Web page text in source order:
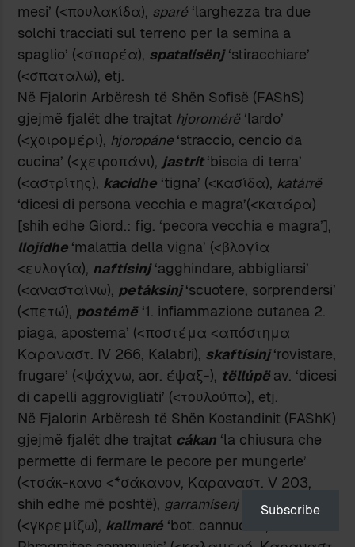
mesi’ (<πουλακίδα), sparé ‘larghezza tra due
solchi tracciati sul terreno per la semina a
spaglio’ (<σπορέα), spatalísënj‘stiracchiare’
(<σπαταλώ), etj.
Νë Fjalorin Arbëresh të Shën Sofisë (FAShS)
gjejmë fjalët dhe trajtat hjoromérë ‘lardo’
(<χοιρομέρι), hjoropáne ‘straccio, cencio da
cucina’ (<χειροπάνι), jastrít‘biscia di terra’
(<αστρίτης), kacídhe ‘tigna’ (<κασίδα), katárrë
‘dicesi di persona vecchia e magra’(<κατάρα)
[shih edhe Giord.: fig. ‘pecora vecchia e magra’],
llojídhe ‘malattia della vigna’ (<βλογία
<ευλογία), naftísinj‘agghindare, abbigliarsi’
(<ανασταίνω), petáksinj‘scuotere, sorprendersi’
(<πετώ), postémë ‘1. infiammazione cutanea 2.
piaga, apostema’ (<ποστέμα <απόστημα
Καραναστ. ΙV 266, Kalabri), skaftísinj‘rovistare,
frugare’ (<ψάχνω, aor. έψαξ-), tëllúpë av. ‘dicesi
di capelli aggrovigliati’ (<τουλούπα), etj.
Në Fjalorin Arbëresh të Shën Kostandinit (FAShK)
gjejmë fjalët dhe trajtat cákan ‘la chiusura che
permette di fermare le pecore per mungerle’
(<τσάκ-κανο <*σάκανον, Καραναστ. V 203,
shih edhe më poshtë), garramísenj‘dirupare’
(<γκρεμίζω), kallmaré ‘bot. cannuccia,
Subscribe